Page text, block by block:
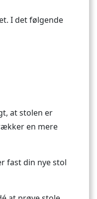
I det følgende
at stolen er
en mere
fast din nye stol